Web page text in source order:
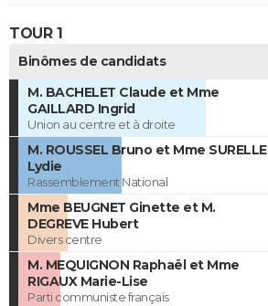
TOUR 1
Binômes de candidats
M. BACHELET Claude et Mme
GAILLARD Ingrid
Union au centre et à droite
M. ROUSSEL Bruno et Mme SURELLE
Lydie
Rassemblement National
Mme BEUGNET Ginette et M.
DEGREVE Hubert
Divers centre
M. MEQUIGNON Raphaël et Mme
RIGAUX Marie-Lise
Parti communiste français